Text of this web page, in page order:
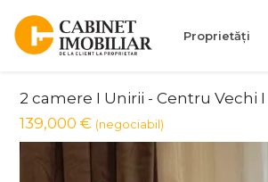
Proprietăți
2 camere I Unirii - Centru Vechi
139,000 € (negociabil)